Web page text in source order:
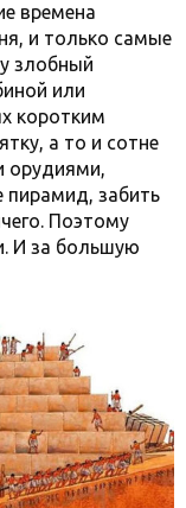
времена
и только самые
злобный
или
коротким
а то и сотне
орудиями,
пирамид, забить
Поэтому
И за большую